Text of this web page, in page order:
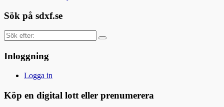
Sök på sdxf.se
Sök
efter:
Inloggning
Logga in
Köp en digital lott eller prenumerera